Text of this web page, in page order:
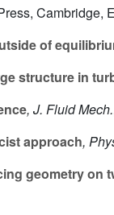
Cambridge,
of
structure in
, J. Fluid Mech.
approach,
geometry on